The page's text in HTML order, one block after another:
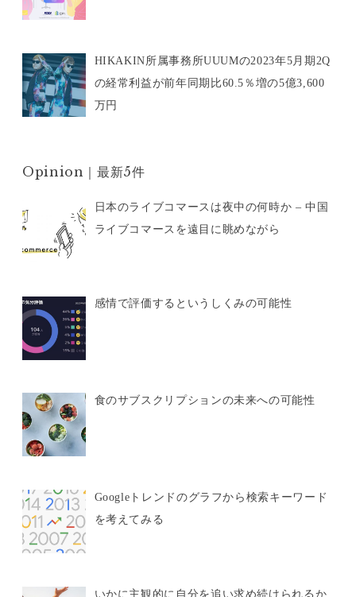
HIKAKIN所属事務所UUUMの2023年5月期2Q
の経常利益が前年同期比60.5％増の5億3,600
万円
Opinion｜最新5件
日本のライブコマースは夜中の何時か – 中国
ライブコマースを遠目に眺めながら
感情で評価するというしくみの可能性
食のサブスクリプションの未来への可能性
Googleトレンドのグラフから検索キーワード
を考えてみる
いかに主観的に自分を追い求め続けられるか